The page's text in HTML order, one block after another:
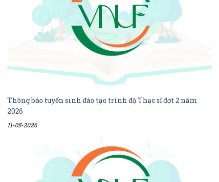
Thông báo tuyển sinh đào tạo trình độ Thạc sĩ đợt 2 năm
2026
11-05-2026